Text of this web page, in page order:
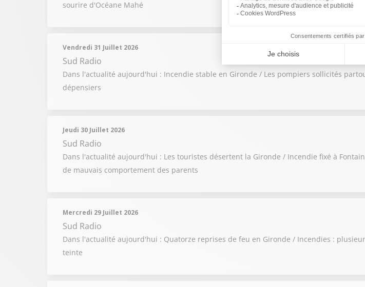
sourire d'Océane Mahé
Vendredi 31 Juillet 2026
Sud Radio
Dans l'actualité aujourd'hui : Incendie stable en Gironde / Les pompiers sollicités
dépensiers
Jeudi 30 Juillet 2026
Sud Radio
Dans l'actualité aujourd'hui : Les touristes désertent la Gironde / Incendie fixé à
de mauvais comportement des parents
Mercredi 29 Juillet 2026
Sud Radio
Dans l'actualité aujourd'hui : Quatorze reprises de feu en Gironde / Incendies :
teinte